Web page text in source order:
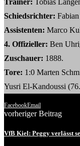
Schiedsrichter:
Assistenten: Marco
4. Offizieller: Ben
Zuschauer: 1888.
Tore: 1:0 Marten
Yusri El-Kandoussi
FacebookEmail
vorheriger Beitrag
VfB Kiel: Peggy verlässt